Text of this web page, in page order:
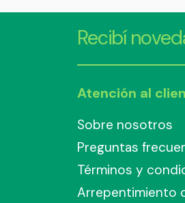
Recibí
Atención al
Sobre nosotros
Preguntas
Términos y
Arrepentimiento